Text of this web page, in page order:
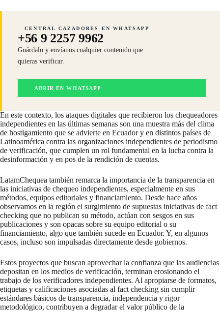
CENTRAL CAZADORES EN WHATSAPP
+56 9 2257 9962
Guárdalo y envíanos cualquier contenido que
quieras verificar.
ABRIR EN WHATSAPP
En este contexto, los ataques digitales que recibieron los chequeadores
independientes en las últimas semanas son una muestra más del clima
de hostigamiento que se advierte en Ecuador y en distintos países de
Latinoamérica contra las organizaciones independientes de periodismo
de verificación, que cumplen un rol fundamental en la lucha contra la
desinformación y en pos de la rendición de cuentas.
LatamChequea también remarca la importancia de la transparencia en
las iniciativas de chequeo independientes, especialmente en sus
métodos, equipos editoriales y financiamiento. Desde hace años
observamos en la región el surgimiento de supuestas iniciativas de fact
checking que no publican su método, actúan con sesgos en sus
publicaciones y son opacas sobre su equipo editorial o su
financiamiento, algo que también sucede en Ecuador. Y, en algunos
casos, incluso son impulsadas directamente desde gobiernos.
Estos proyectos que buscan aprovechar la confianza que las audiencias
depositan en los medios de verificación, terminan erosionando el
trabajo de los verificadores independientes. Al apropiarse de formatos,
etiquetas y calificaciones asociadas al fact checking sin cumplir
estándares básicos de transparencia, independencia y rigor
metodológico, contribuyen a degradar el valor público de la